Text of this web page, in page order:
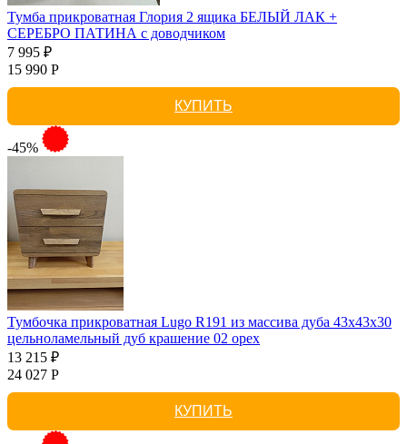
Тумба прикроватная Глория 2 ящика БЕЛЫЙ ЛАК +
СЕРЕБРО ПАТИНА с доводчиком
7 995 ₽
15 990 Р
КУПИТЬ
-45%
Тумбочка прикроватная Lugo R191 из массива дуба 43х43х30
цельноламельный дуб крашение 02 орех
13 215 ₽
24 027 Р
КУПИТЬ